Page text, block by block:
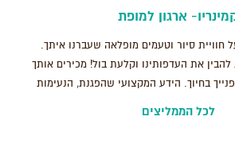
ארגון למופת
חוויית סיור וטעמים מופלאה שעברנו איתך.
להבין את העדפותינו וקלעת בול! מכירים אותך
בחיוך. הידע המקצועי שהפגנת, הנעימות
לכל הממליצים